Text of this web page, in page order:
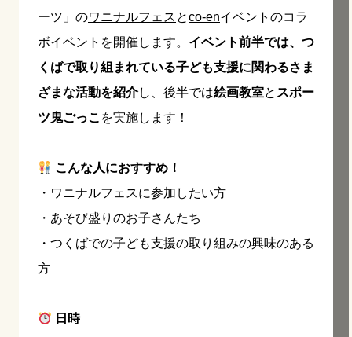
ーツ」のワニナルフェス とco-enイベントのコラ
ボイベントを開催します。 イベント前半では、つ
くばで取り組まれている子ども支援に関わるさま
ざまな活動を紹介し、後半では絵画教室と スポー
ツ鬼ごっこ を実施します！
こんな人におすすめ！
・ワニナルフェスに参加したい方
・あそび盛りのお子さんたち
・つくばでの子ども支援の取り組みの興味のある
方
日時